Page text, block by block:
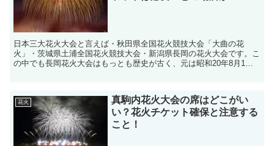
日本三大花火大会と言えば・秋田県全国花火競技大会「大曲の花
火」・茨城県土浦全国花火競技大会・新潟県長岡の花火大会です。こ
の中でも長岡花火大会はもっとも歴史が古く、元は昭和20年8月1日
花火
真駒内花火大会の席はどこがい
い？花火チケット確保と注意する
こと！